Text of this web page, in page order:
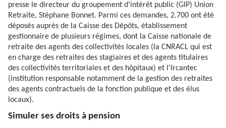
presse le directeur du groupement d'intérêt public (GIP) Union
Retraite, Stéphane Bonnet. Parmi ces demandes, 2.700 ont été
déposés auprès de la Caisse des Dépôts, établissement
gestionnaire de plusieurs régimes, dont la Caisse nationale de
retraite des agents des collectivités locales (la CNRACL qui est
en charge des retraites des stagiaires et des agents titulaires
des collectivités territoriales et des hôpitaux) et l'Ircantec
(institution responsable notamment de la gestion des retraites
des agents contractuels de la fonction publique et des élus
locaux).
Simuler ses droits à pension